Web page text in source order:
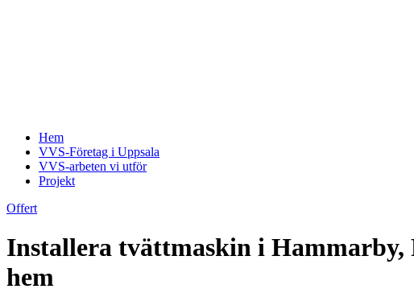
Hem
VVS-Företag i Uppsala
VVS-arbeten vi utför
Projekt
Offert
Installera tvättmaskin i Hammarby,
hem